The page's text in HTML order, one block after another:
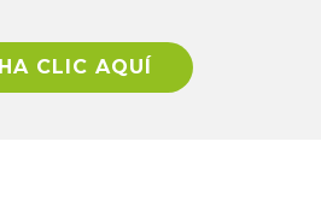
CLIC AQUÍ